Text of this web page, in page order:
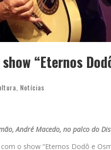
“Eternos
Notícias
André Macedo, no palco do
o show “Eternos Dodô e